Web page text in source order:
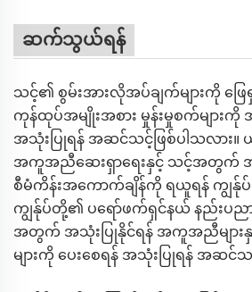
ဆက်သွယ်ရန်
သင့်၏ စွမ်းအားလိုအပ်ချက်များကို ဖြ
ကုန်ထုပ်အမျိုးအစား မှုန်းမှုစက်များ
အသုံးပြုရန် အဆင်သင့်ဖြစ်ပါသလား။
အကူအညီဆေးရှာရေးနှင့် သင့်အတွက် အ
စီမံကိန်းအကောက်ချိန်ကို ရယူရန် ကျွ
ကျွန်ုပ်တို့၏ ပရော်ဖက်ရှင်နယ် နည်းပ
အတွက် အသုံးပြုနိုင်ရန် အကူအညီများနှ
များကို ပေးစေရန် အသုံးပြုရန် အဆင်